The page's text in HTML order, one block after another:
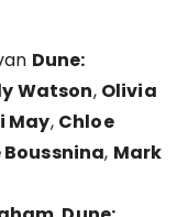
Dune:
Watson, Olivia
May, Chloe
, Mark